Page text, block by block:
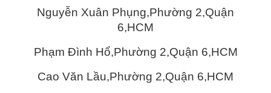
Nguyễn Xuân Phụng,Phường 2,Quận
6,HCM
Phạm Đình Hổ,Phường 2,Quận 6,HCM
Cao Văn Lầu,Phường 2,Quận 6,HCM